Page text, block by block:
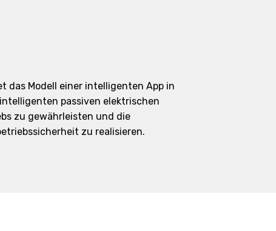
das Modell einer intelligenten App in
passiven elektrischen
zu gewährleisten und die
zu realisieren.